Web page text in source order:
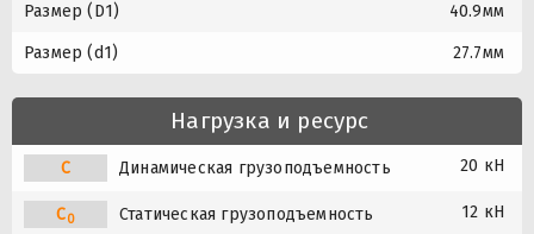
Размер (D1) 40.9мм
Размер (d1) 27.7мм
Нагрузка и ресурс
C Динамическая грузоподъемность 20 кН
C0 Статическая грузоподъемность 12 кН